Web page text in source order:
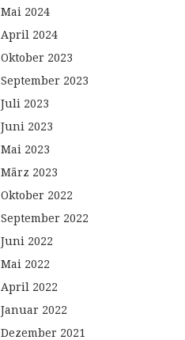
Mai 2024
April 2024
Oktober 2023
September 2023
Juli 2023
Juni 2023
Mai 2023
März 2023
Oktober 2022
September 2022
Juni 2022
Mai 2022
April 2022
Januar 2022
Dezember 2021